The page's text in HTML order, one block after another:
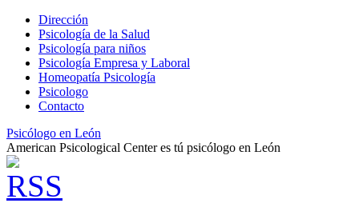
Dirección
Psicología de la Salud
Psicología para niños
Psicología Empresa y Laboral
Homeopatía Psicología
Psicologo
Contacto
Psicólogo en León
American Psicological Center es tú psicólogo en León